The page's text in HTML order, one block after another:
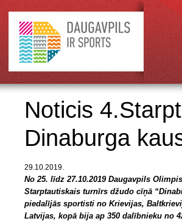
Noticis
Dinaburga
29.10.2019.
No 25. līdz 27.10.2019 Daugavpils
Starptautiskais turnīrs džudo cīņā
piedalījās sportisti no Krievijas,
Latvijas, kopā bija ap 350 dalībnieku no